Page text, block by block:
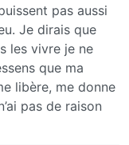
pas aussi
Je dirais que
les vivre je ne
que ma
libère, me donne
pas de raison